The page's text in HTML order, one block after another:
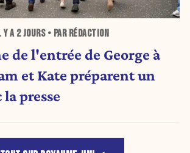
Y A 2 JOURS• PAR RÉDACTION
de l'entrée de George à
et Kate préparent un
la presse